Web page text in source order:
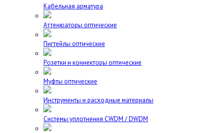
Кабельная арматура
Аттенюаторы оптические
Пигтейлы оптические
Розетки и коннекторы оптические
Муфты оптические
Инструменты и расходные материалы
Cистемы уплотнения CWDM / DWDM